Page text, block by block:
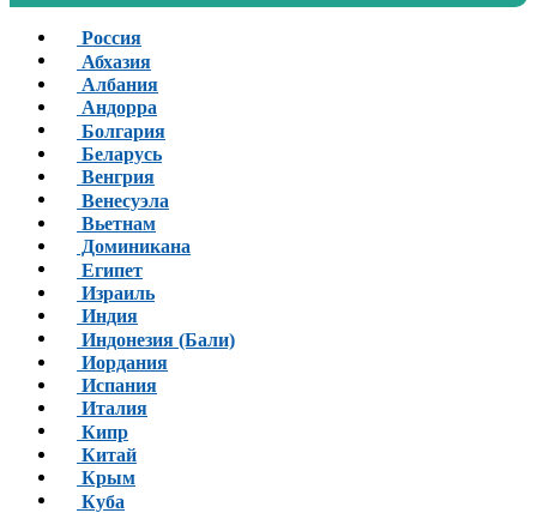
Россия
Абхазия
Албания
Андорра
Болгария
Беларусь
Венгрия
Венесуэла
Вьетнам
Доминикана
Египет
Израиль
Индия
Индонезия (Бали)
Иордания
Испания
Италия
Кипр
Китай
Крым
Куба